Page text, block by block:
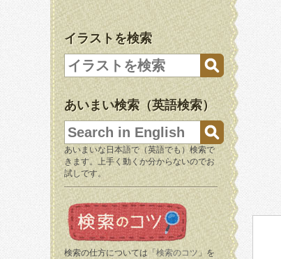
イラストを検索
あいまい検索（英語検索）
あいまいな日本語で（英語でも）検索で
きます。上手く動くか分からないのでお
試しです。
検索の仕方については「 検索のコツ 」を